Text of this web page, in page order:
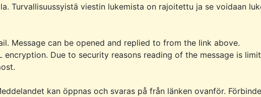
Turvallisuussyistä viestin lukemista on rajoitettu ja se voidaan
Message can be opened and replied to from the link above.
encryption. Due to security reasons reading of the message is
kan öppnas och svaras på från länken ovanför.